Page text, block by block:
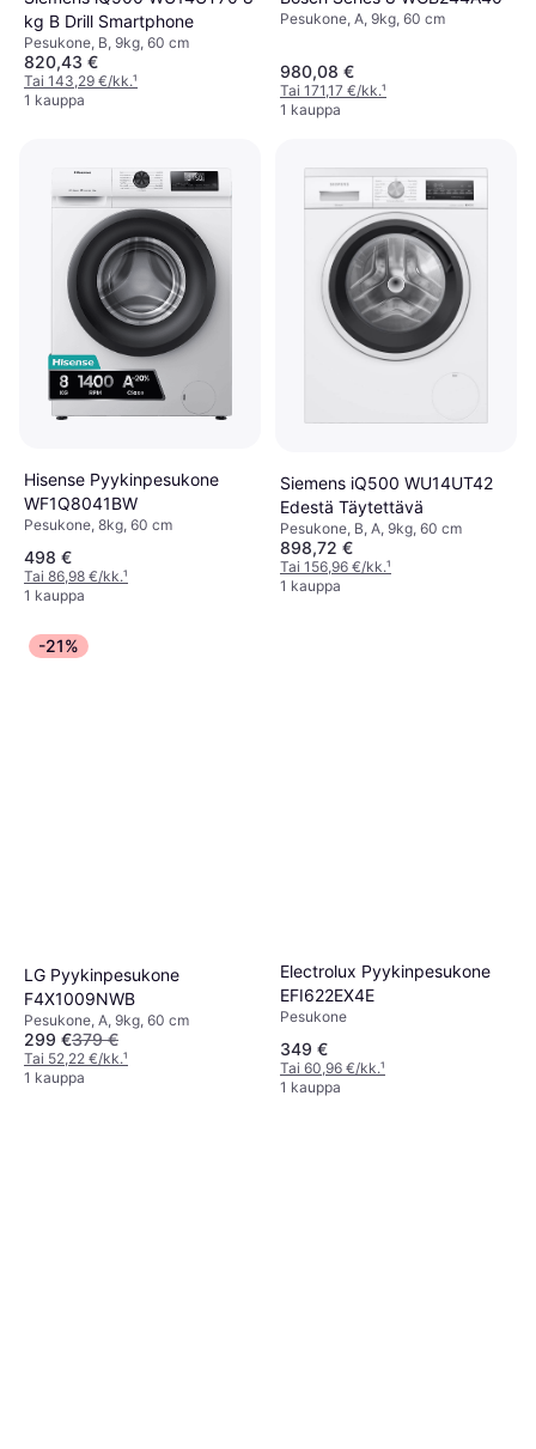
kg B Drill Smartphone
Pesukone, B, 9kg, 60 cm
820,43 €
Tai 143,29 €/kk.¹
1 kauppa
Pesukone, A, 9kg, 60 cm
980,08 €
Tai 171,17 €/kk.¹
1 kauppa
Hisense Pyykinpesukone
WF1Q8041BW
Pesukone, 8kg, 60 cm
498 €
Tai 86,98 €/kk.¹
1 kauppa
Siemens iQ500 WU14UT42
Edestä Täytettävä
Pesukone, B, A, 9kg, 60 cm
898,72 €
Tai 156,96 €/kk.¹
1 kauppa
-21%
LG Pyykinpesukone
F4X1009NWB
Pesukone, A, 9kg, 60 cm
299 €379 €
Tai 52,22 €/kk.¹
1 kauppa
Electrolux Pyykinpesukone
EFI622EX4E
Pesukone
349 €
Tai 60,96 €/kk.¹
1 kauppa